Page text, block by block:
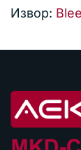
Извор: